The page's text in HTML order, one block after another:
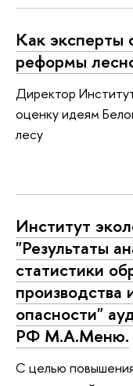
Как эксперты
реформы
Директор
оценку идеям
лесу
Институт
"Результаты
статистики
производства
опасности"
РФ М.А.Меню.
С целью